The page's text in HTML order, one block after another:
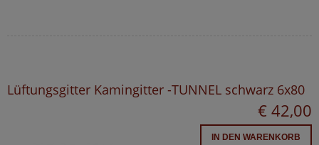
Lüftungsgitter Kamingitter -TUNNEL schwarz 6x80
€ 42,00
IN DEN WARENKORB